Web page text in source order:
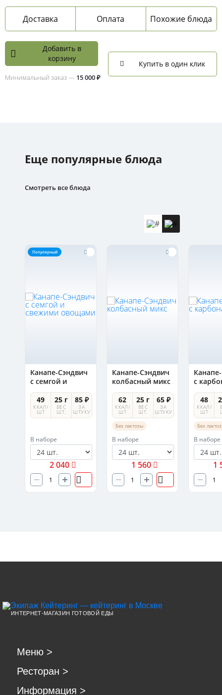
Доставка Оплата Похожие блюда
Добавить в
корзину
Минимальный заказ — 15 000 ₽
Купить в один клик
Еще популярные блюда
Смотреть все блюда
Популярный
Канапе-Сэндвич
с семгой и
свежими
овощами
49
ККАЛ/
ШТ
25 г
ВЕС
ШТ.
85 ₽
ЗА
ШТУКУ
В наборе
2 040
Канапе-Сэндвич
колбасный микс
62
ККАЛ/
ШТ
25 г
ВЕС
ШТ.
65 ₽
ЗА
ШТУКУ
Без лактозы
В наборе
1 560
с
48
ККАЛ/
ШТ
Без
В наборе
1
ИНТЕРНЕТ-МАГАЗИН ГОТОВОЙ ЕДЫ
Меню >
Ресторан >
Информация >